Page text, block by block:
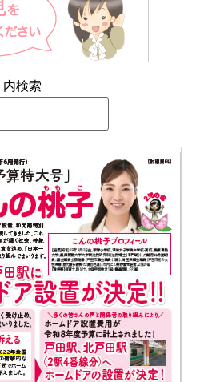
検索